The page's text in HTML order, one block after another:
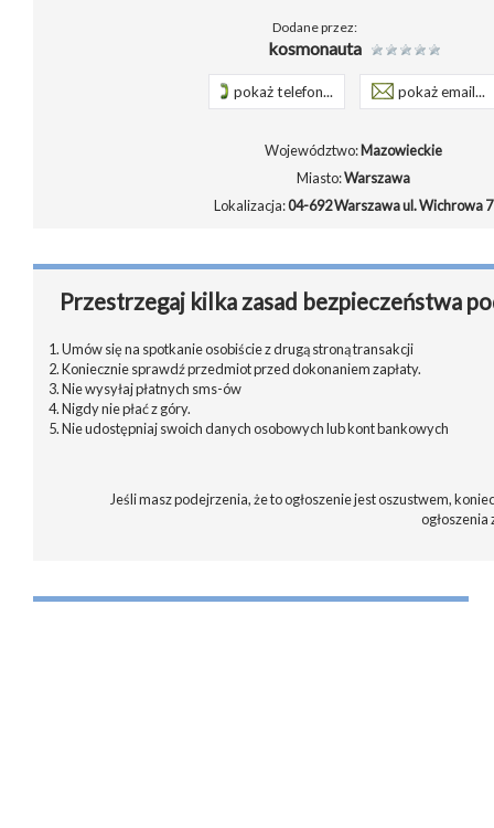
Dodane przez:
kosmonauta
pokaż telefon... pokaż email...
Województwo:Mazowieckie
Miasto:Warszawa
Lokalizacja:04-692 Warszawa ul. Wichrowa 7
Przestrzegaj kilka zasad bezpieczeństwa
1. Umów się na spotkanie osobiście z drugą stroną transakcji
2. Koniecznie sprawdź przedmiot przed dokonaniem zapłaty.
3. Nie wysyłaj płatnych sms-ów
4. Nigdy nie płać z góry.
5. Nie udostępniaj swoich danych osobowych lub kont bankowych
Jeśli masz podejrzenia, że to ogłoszenie jest oszustwem,